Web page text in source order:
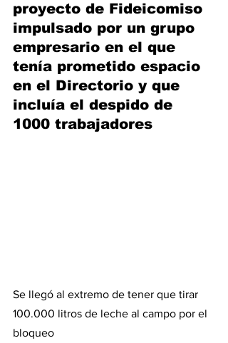
proyecto de Fideicomiso
impulsado por un grupo
empresario en el que
tenía prometido espacio
en el Directorio y que
incluía el despido de
1000 trabajadores
Se llegó al extremo de tener que tirar
100.000 litros de leche al campo por el
bloqueo